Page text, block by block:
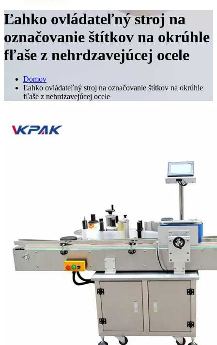
Ľahko ovládateľný stroj na
označovanie štítkov na okrúhle
fľaše z nehrdzavejúcej ocele
Domov
Ľahko ovládateľný stroj na označovanie štítkov na okrúhle
fľaše z nehrdzavejúcej ocele